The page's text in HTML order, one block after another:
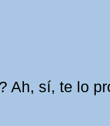
Ah, sí, te lo